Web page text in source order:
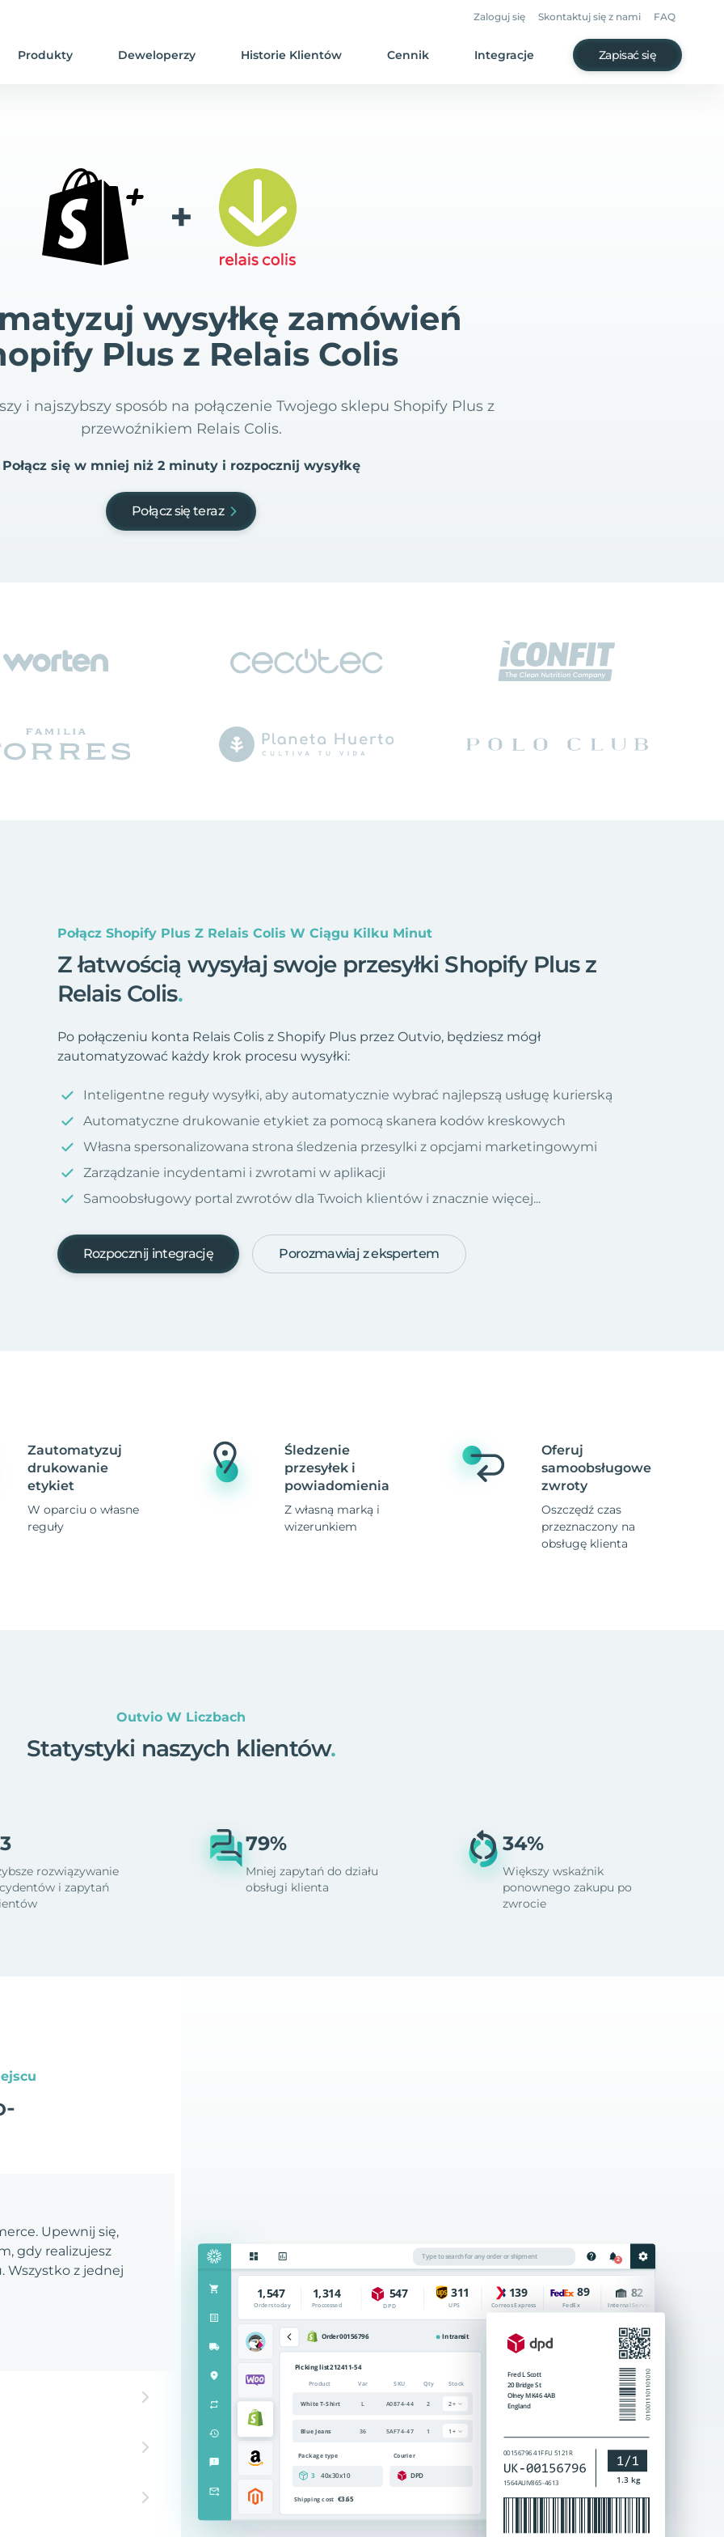
Zaloguj się Skontaktuj się z nami FAQ
Produkty Deweloperzy Historie Klientów Cennik Integracje Zapisać się
+
wysyłkę zamówień
Plus z Relais Colis
i najszybszy sposób na połączenie Twojego sklepu Shopify Plus z
przewoźnikiem Relais Colis.
Połącz się w mniej niż 2 minuty i rozpocznij wysyłkę
Połącz się teraz
Połącz Shopify Plus Z Relais Colis W Ciągu Kilku Minut
Z łatwością wysyłaj swoje przesyłki Shopify Plus z
Relais Colis.
Po połączeniu konta Relais Colis z Shopify Plus przez Outvio, będziesz mógł
zautomatyzować każdy krok procesu wysyłki:
Inteligentne reguły wysyłki, aby automatycznie wybrać najlepszą usługę kurierską
Automatyczne drukowanie etykiet za pomocą skanera kodów kreskowych
Własna spersonalizowana strona śledzenia przesylki z opcjami marketingowymi
Zarządzanie incydentami i zwrotami w aplikacji
Samoobsługowy portal zwrotów dla Twoich klientów i znacznie więcej...
Rozpocznij integrację Porozmawiaj z ekspertem
Zautomatyzuj
drukowanie
etykiet
W oparciu o własne
reguły
Śledzenie
przesyłek i
powiadomienia
Z własną marką i
wizerunkiem
Oferuj
samoobsługowe
zwroty
Oszczędź czas
przeznaczony na
obsługę klienta
Outvio W Liczbach
Statystyki naszych klientów.
rozwiązywanie
i zapytań
79%
Mniej zapytań do działu
obsługi klienta
34%
Większy wskaźnik
ponownego zakupu po
zwrocie
Upewnij się,
gdy realizujesz
Wszystko z jednej